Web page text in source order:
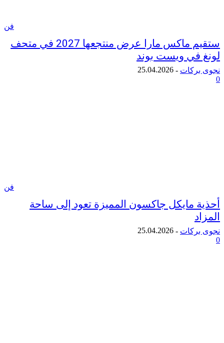
ستقيم ماكس مارا عرض منتجعها 2027 في متحف
ويست بوند
-
25.04.2026
مايكل جاكسون المميزة تعود إلى ساحة
-
25.04.2026